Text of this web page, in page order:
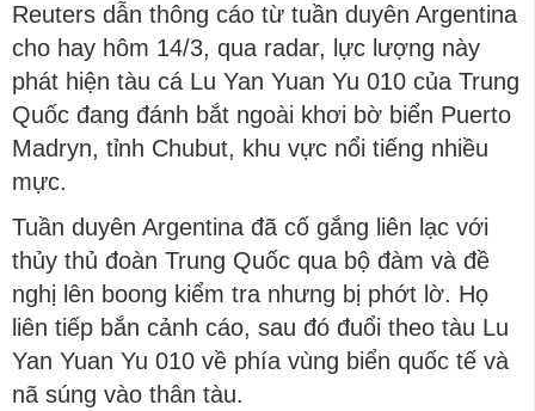
Reuters dẫn thông cáo từ tuần duyên Argentina
cho hay hôm 14/3, qua radar, lực lượng này
phát hiện tàu cá Lu Yan Yuan Yu 010 của Trung
Quốc đang đánh bắt ngoài khơi bờ biển Puerto
Madryn, tỉnh Chubut, khu vực nổi tiếng nhiều
mực.
Tuần duyên Argentina đã cố gắng liên lạc với
thủy thủ đoàn Trung Quốc qua bộ đàm và đề
nghị lên boong kiểm tra nhưng bị phớt lờ. Họ
liên tiếp bắn cảnh cáo, sau đó đuổi theo tàu Lu
Yan Yuan Yu 010 về phía vùng biển quốc tế và
nã súng vào thân tàu.